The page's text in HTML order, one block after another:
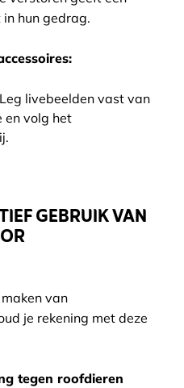
hun gedrag.
livebeelden vast van
en volg het
GEBRUIK VAN
van
je rekening met deze
tegen roofdieren